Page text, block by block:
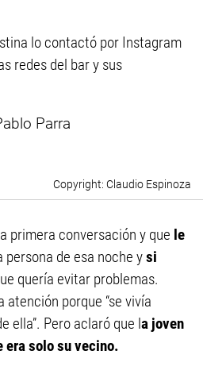
lo contactó por Instagram
redes del bar y sus
Claudio Espinoza
primera conversación y que le
persona de esa noche ysi
quería evitar problemas.
porque “se vivía
ella”. Pero aclaró que la joven
era solo su vecino.